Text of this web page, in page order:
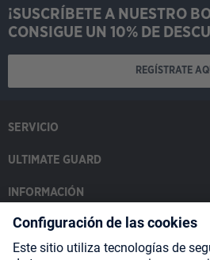
¡SUSCRÍBETE A NUESTRO
CONSIGUE UN 10% DE
REGÍSTRATE
SERVICIO
ULTIMATE GUARD
INFORMACIÓN
SOCIAL MEDIA